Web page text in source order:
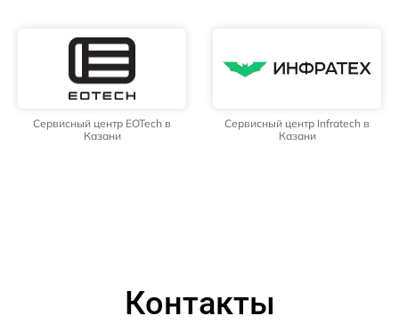
Сервисный центр EOTech в
Казани
Сервисный центр Infratech в
Казани
Контакты